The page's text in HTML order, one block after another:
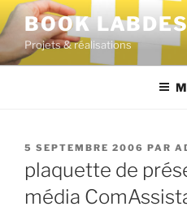
BOOK
Projets & réalisations
5 SEPTEMBRE 2006 PAR
plaquette de
média